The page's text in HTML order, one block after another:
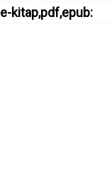
e-kitap,pdf,epub: